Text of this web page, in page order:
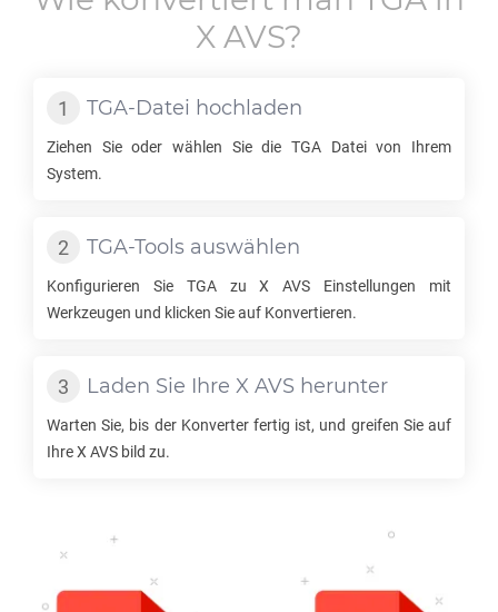
X AVS?
TGA-Datei hochladen
Ziehen Sie oder wählen Sie die TGA Datei von Ihrem
System.
TGA-Tools auswählen
Konfigurieren Sie TGAzuX AVS Einstellungen mit
Werkzeugen und klicken Sie auf Konvertieren.
Laden Sie Ihre X AVS herunter
Warten Sie, bis der Konverter fertig ist, und greifen Sie auf
IhreX AVS bild zu.